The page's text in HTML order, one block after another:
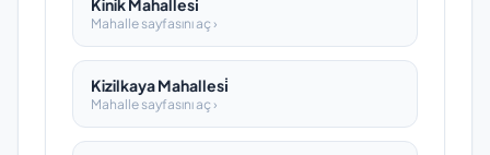
Kinik Mahallesi̇
Mahalle sayfasını aç ›
Kizilkaya Mahallesi̇
Mahalle sayfasını aç ›